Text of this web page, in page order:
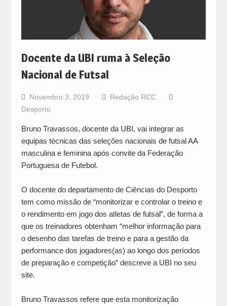
Docente da UBI ruma à Seleção
Nacional de Futsal
Novembro 3, 2019
Redação RCC
Desporto
Bruno Travassos, docente da UBI, vai integrar as
equipas técnicas das seleções nacionais de futsal AA
masculina e feminina após convite da Federação
Portuguesa de Futebol.
O docente do departamento de Ciências do Desporto
tem como missão de “monitorizar e controlar o treino e
o rendimento em jogo dos atletas de futsal”, de forma a
que os treinadores obtenham “melhor informação para
o desenho das tarefas de treino e para a gestão da
performance dos jogadores(as) ao longo dos períodos
de preparação e competição” descreve a UBI no seu
site.
Bruno Travassos refere que esta monitorização